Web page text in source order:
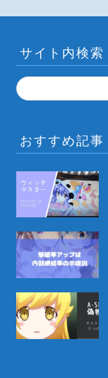
サイト内検索
おすすめ記事